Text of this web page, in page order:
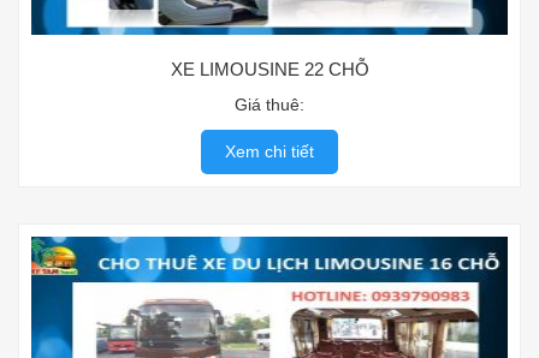
XE LIMOUSINE 22 CHỖ
Giá thuê:
Xem chi tiết